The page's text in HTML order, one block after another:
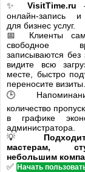
✨ VisitTime.ru
онлайн-запись
для бизнес услуг.
📅 Клиенты
свободное
записываются без
видите всю
месте, быстро
переносите визиты.
🕒
количество
в графике
администратора.
💡
мастерам,
небольшим
✅ Начать